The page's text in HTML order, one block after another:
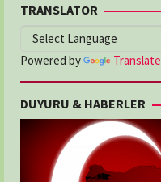
TRANSLATOR
Powered by Translate
DUYURU & HABERLER